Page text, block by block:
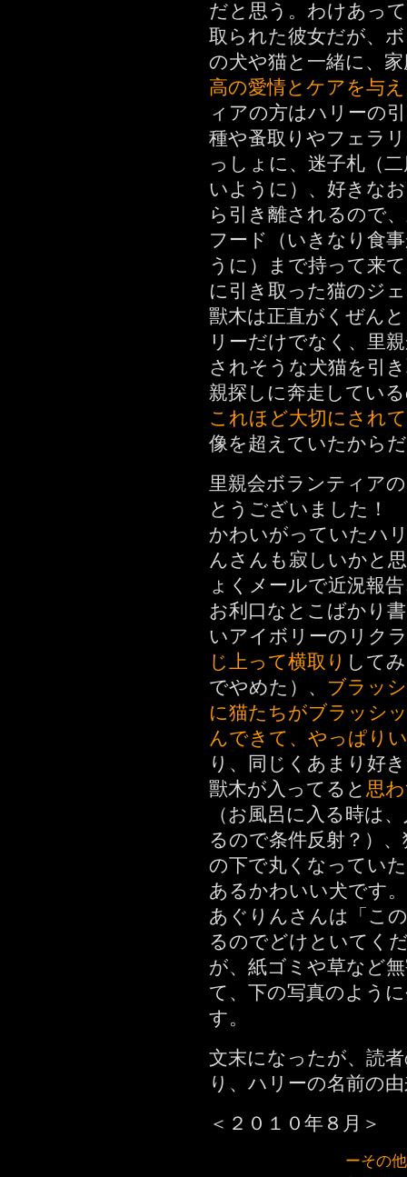
だと思う。わけあっ
取られた彼女だが、
の犬や猫と一緒に、
高の愛情とケアを与
ィアの方はハリーの
種や蚤取りやフェラ
っしょに、迷子札（
いように）、好きな
ら引き離されるので
フード（いきなり食
うに）まで持って来
に引き取った猫のジ
獸木は正直がくぜん
リーだけでなく、里
されそうな犬猫を引
親探しに奔走してい
これほど大切にされ
像を超えていたから
里親会ボランティア
とうございました！
かわいがっていたハ
んさんも寂しいかと
ょくメールで近況報
お利口なとこばかり
いアイボリーのリク
じ上って横取り して
でやめた）、 ブラッ
に猫たちがブラッシ
んできて、やっぱり
り、同じくあまり好
獸木が入ってると 思
（お風呂に入る時は
るので条件反射？）
の下で丸くなってい
あるかわいい犬です。
あぐりんさんは「こ
るのでどけといてく
が、紙ゴミや草など
て、下の写真のよう
す。
文末になったが、読
り、ハリーの名前の
＜２０１０年８月＞
ーその